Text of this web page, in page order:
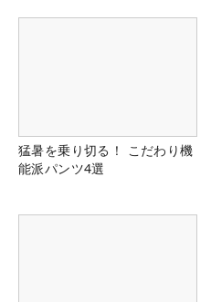
猛暑を乗り切る！ こだわり機
能派パンツ4選